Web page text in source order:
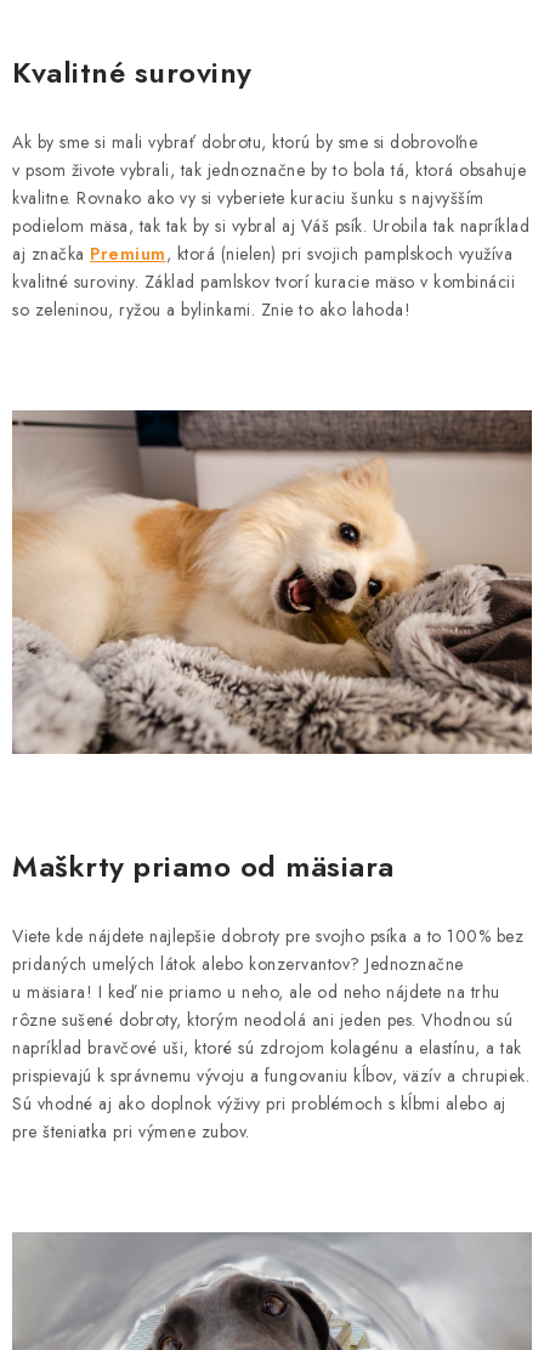
Kvalitné suroviny
Ak by sme si mali vybrať dobrotu, ktorú by sme si dobrovoľne
v psom živote vybrali, tak jednoznačne by to bola tá, ktorá obsahuje
kvalitne. Rovnako ako vy si vyberiete kuraciu šunku s najvyšším
podielom mäsa, tak tak by si vybral aj Váš psík. Urobila tak napríklad
aj značka Premium, ktorá (nielen) pri svojich pamplskoch využíva
kvalitné suroviny. Základ pamlskov tvorí kuracie mäso v kombinácii
so zeleninou, ryžou a bylinkami. Znie to ako lahoda!
Maškrty priamo od mäsiara
Viete kde nájdete najlepšie dobroty pre svojho psíka a to 100% bez
pridaných umelých látok alebo konzervantov? Jednoznačne
u mäsiara! I keď nie priamo u neho, ale od neho nájdete na trhu
rôzne sušené dobroty, ktorým neodolá ani jeden pes. Vhodnou sú
napríklad bravčové uši, ktoré sú zdrojom kolagénu a elastínu, a tak
prispievajú k správnemu vývoju a fungovaniu kĺbov, väzív a chrupiek.
Sú vhodné aj ako doplnok výživy pri problémoch s kĺbmi alebo aj
pre šteniatka pri výmene zubov.